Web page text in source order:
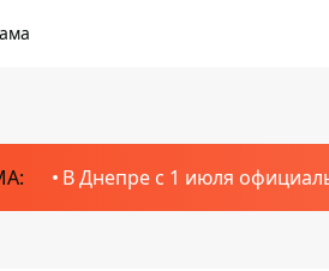
В Днепре с 1 июля